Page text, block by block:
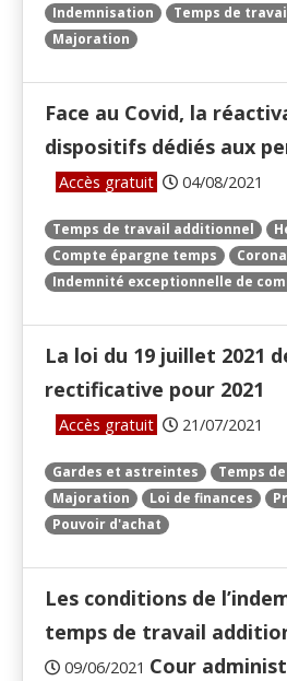
Indemnisation
Temps de
Majoration
Face au Covid, la
dispositifs dédiés aux
Accès gratuit 04/08/2021
Temps de travail additionnel
Compte épargne temps
Indemnité exceptionnelle de
La loi du 19 juillet 2021
rectificative pour 2021
Accès gratuit 21/07/2021
Gardes et astreintes
Temps
Majoration
Loi de finances
Pouvoir d'achat
Les conditions de
temps de travail
09/06/2021 Cour